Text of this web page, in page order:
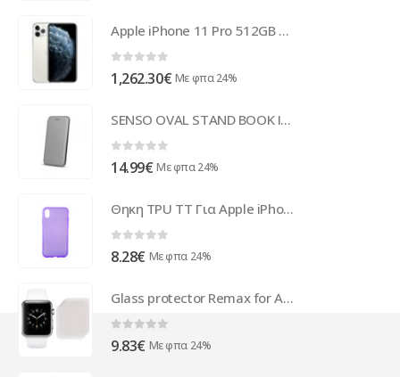
Apple iPhone 11 Pro 512GB Silver DE MWCE2ZD/A
0 out of 5
1,262.30€ Με φπα 24%
SENSO OVAL STAND BOOK IPHONE XR titanium
0 out of 5
14.99€ Με φπα 24%
Θηκη TPU TT Για Apple iPhone XR Μώβ
0out of 5
8.28€ Με φπα 24%
Glass protector Remax for Apple Watch 0.38mm, 0.1mm, Transparent - 52189
0 out of 5
9.83€ Με φπα 24%